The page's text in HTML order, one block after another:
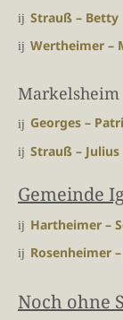
Strauß – Betty
Wertheimer –
Markelsheim
Georges –
Strauß – Julius
Gemeinde
Hartheimer –
Rosenheimer
Noch ohne